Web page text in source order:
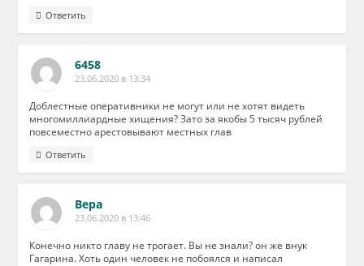
Ответить
6458
23.06.2020 в 13:34
Доблестные оперативники не могут или не хотят видеть
многомиллиардные хищения? Зато за якобы 5 тысяч рублей
повсеместно арестовывают местных глав
Ответить
Вера
23.06.2020 в 13:46
Конечно никто главу не трогает. Вы не знали? он же внук
Гагарина. Хоть один человек не побоялся и написал